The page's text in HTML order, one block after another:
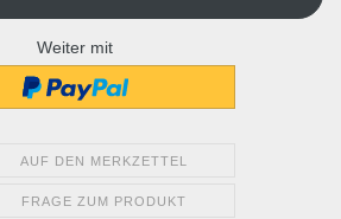
Weiter mit
AUF DEN MERKZETTEL
FRAGE ZUM PRODUKT